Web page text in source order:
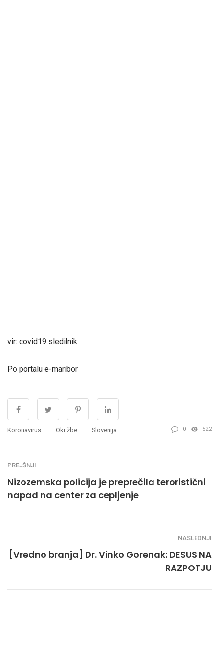
vir: covid19 sledilnik
Po portalu e-maribor
Koronavirus Okužbe Slovenija 0 522
PREJŠNJI
Nizozemska policija je preprečila teroristični
napad na center za cepljenje
NASLEDNJI
[Vredno branja] Dr. Vinko Gorenak: DESUS NA
RAZPOTJU